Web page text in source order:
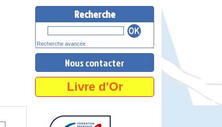
Recherche
Recherche avancée
Nous contacter
Livre d'Or